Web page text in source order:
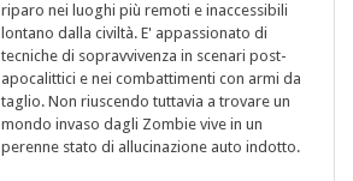
riparo nei luoghi più remoti e inaccessibili
lontano dalla civiltà. E' appassionato di
tecniche di sopravvivenza in scenari post-
apocalittici e nei combattimenti con armi da
taglio. Non riuscendo tuttavia a trovare un
mondo invaso dagli Zombie vive in un
perenne stato di allucinazione auto indotto.